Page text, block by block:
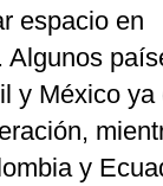
espacio en
Algunos
y México ya
y